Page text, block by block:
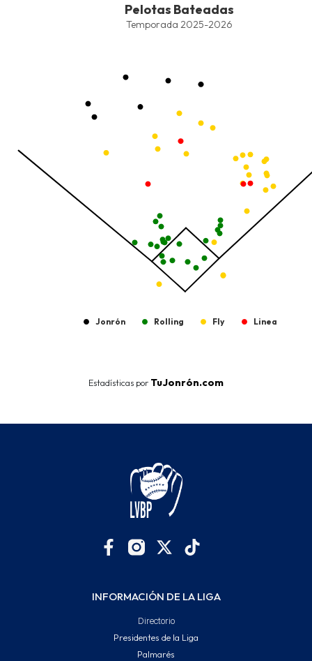
Combination chart with 8 data series.
The chart has 1 X axis displaying values. Data ranges from -
Pelotas Bateadas
Temporada 2025-2026
Jonrón Rolling Fly Linea
Estadísticas por TuJonrón.com
INFORMACIÓN DE LA LIGA
Directorio
Presidentes de la Liga
Palmarés